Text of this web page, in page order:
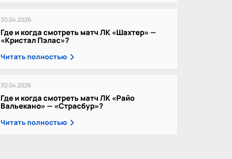
30.04.2026
Где и когда смотреть матч ЛК «Шахтер» —
«Кристал Пэлас»?
Читать полностью
30.04.2026
Где и когда смотреть матч ЛК «Райо
Вальекано» — «Страсбур»?
Читать полностью